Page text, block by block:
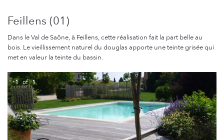
Feillens (01)
Dans le Val de Saône, à Feillens, cette réalisation fait la part belle au
bois. Le vieillissement naturel du douglas apporte une teinte grisée qui
met en valeur la teinte du bassin.
1 of 1